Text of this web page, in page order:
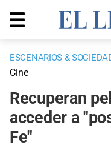
ESCENARIOS &
Cine
Recuperan
acceder a
Fe"